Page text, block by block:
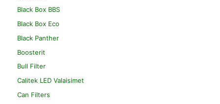
Black Box BBS
Black Box Eco
Black Panther
Boosterit
Bull Filter
Calitek LED Valaisimet
Can Filters